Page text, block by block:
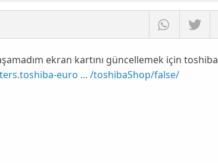
ekran kartını güncellemek için toshiba
euro ... /toshibaShop/false/